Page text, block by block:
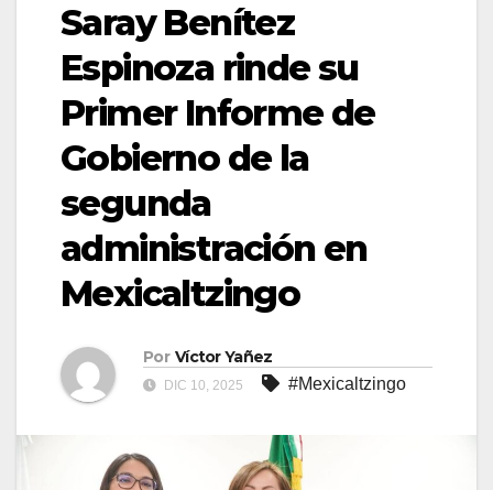
Saray Benítez
Espinoza rinde su
Primer Informe de
Gobierno de la
segunda
administración en
Mexicaltzingo
Por Víctor Yañez
DIC 10, 2025 #Mexicaltzingo